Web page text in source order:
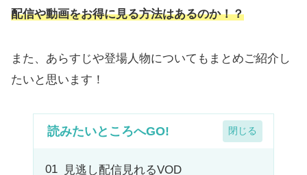
配信や動画をお得に見る方法はあるのか！？
また、あらすじや登場人物についてもまとめご紹介し
たいと思います！
読みたいところへGO!
見逃し配信見れるVOD